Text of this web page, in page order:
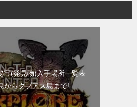
宝(発見物)入手場所一覧表
からクプアス島まで!